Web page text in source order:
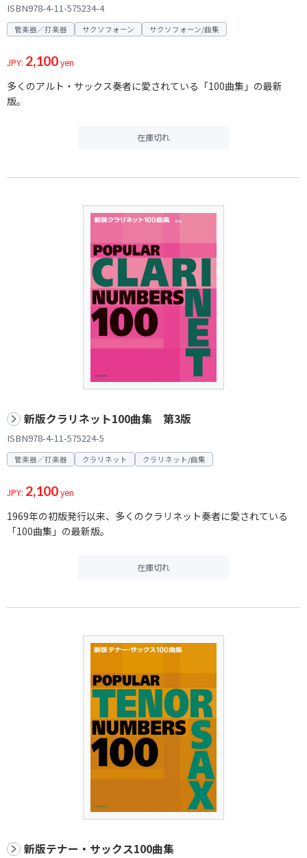
ISBN978-4-11-575234-4
管楽器／打楽器 サクソフォーン サクソフォーン/曲集
JPY: 2,100yen
多くのアルト・サックス奏者に愛されている「100曲集」の最新
版。
在庫切れ
新版クラリネット100曲集 第3版
ISBN978-4-11-575224-5
管楽器／打楽器 クラリネット クラリネット/曲集
JPY: 2,100yen
1969年の初版発行以来、多くのクラリネット奏者に愛されている
「100曲集」の最新版。
在庫切れ
新版テナー・サックス100曲集